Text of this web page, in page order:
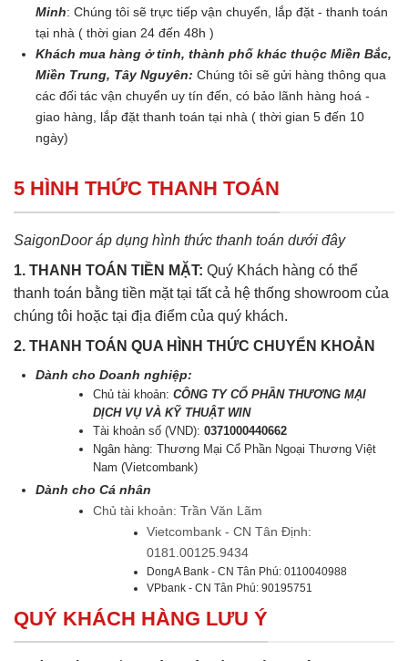
Minh: Chúng tôi sẽ trực tiếp vận chuyển, lắp đặt - thanh toán
tại nhà ( thời gian 24 đến 48h )
Khách mua hàng ở tỉnh, thành phố khác thuộc Miền Bắc,
Miền Trung, Tây Nguyên: Chúng tôi sẽ gửi hàng thông qua
các đối tác vận chuyển uy tín đến, có bảo lãnh hàng hoá -
giao hàng, lắp đặt thanh toán tại nhà ( thời gian 5 đến 10
ngày)
5 HÌNH THỨC THANH TOÁN
SaigonDoor áp dụng hình thức thanh toán dưới đây
1. THANH TOÁN TIỀN MẶT: Quý Khách hàng có thể
thanh toán bằng tiền mặt tại tất cả hệ thống showroom của
chúng tôi hoặc tại địa điểm của quý khách.
2. THANH TOÁN QUA HÌNH THỨC CHUYỂN KHOẢN
Dành cho Doanh nghiệp:
Chủ tài khoản:CÔNG TY CỔ PHẦN THƯƠNG MẠI
DỊCH VỤ VÀ KỸ THUẬT WIN
Tài khoản số (VND):0371000440662
Ngân hàng: Thương Mại Cổ Phần Ngoại Thương Việt
Nam (Vietcombank)
Dành cho Cá nhân
Chủ tài khoản: Trần Văn Lãm
Vietcombank - CN Tân Định:
0181.00125.9434
DongA Bank - CN Tân Phú: 0110040988
VPbank - CN Tân Phú: 90195751
QUÝ KHÁCH HÀNG LƯU Ý